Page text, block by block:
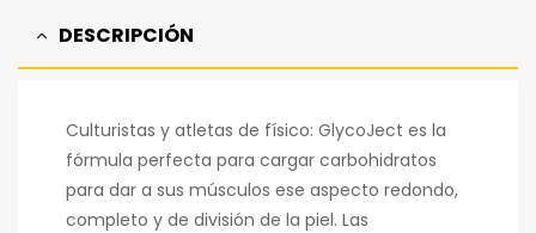
DESCRIPCIÓN
Culturistas y atletas de físico: GlycoJect es la
fórmula perfecta para cargar carbohidratos
para dar a sus músculos ese aspecto redondo,
completo y de división de la piel. Las